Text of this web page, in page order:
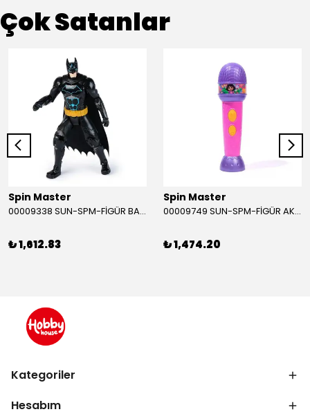
Çok Satanlar
Spin Master
00009338 SUN-SPM-FİGÜR BATMAN NİNJA STRIKE 30 CM. EXC.
₺ 1,612.83
Spin Master
00009749 SUN-SPM-FİGÜR AKS. DORA MİKROFON YAĞMUR ORMANI RİTMİ (DORA) SESLİ
₺ 1,474.20
Kategoriler
Hesabım